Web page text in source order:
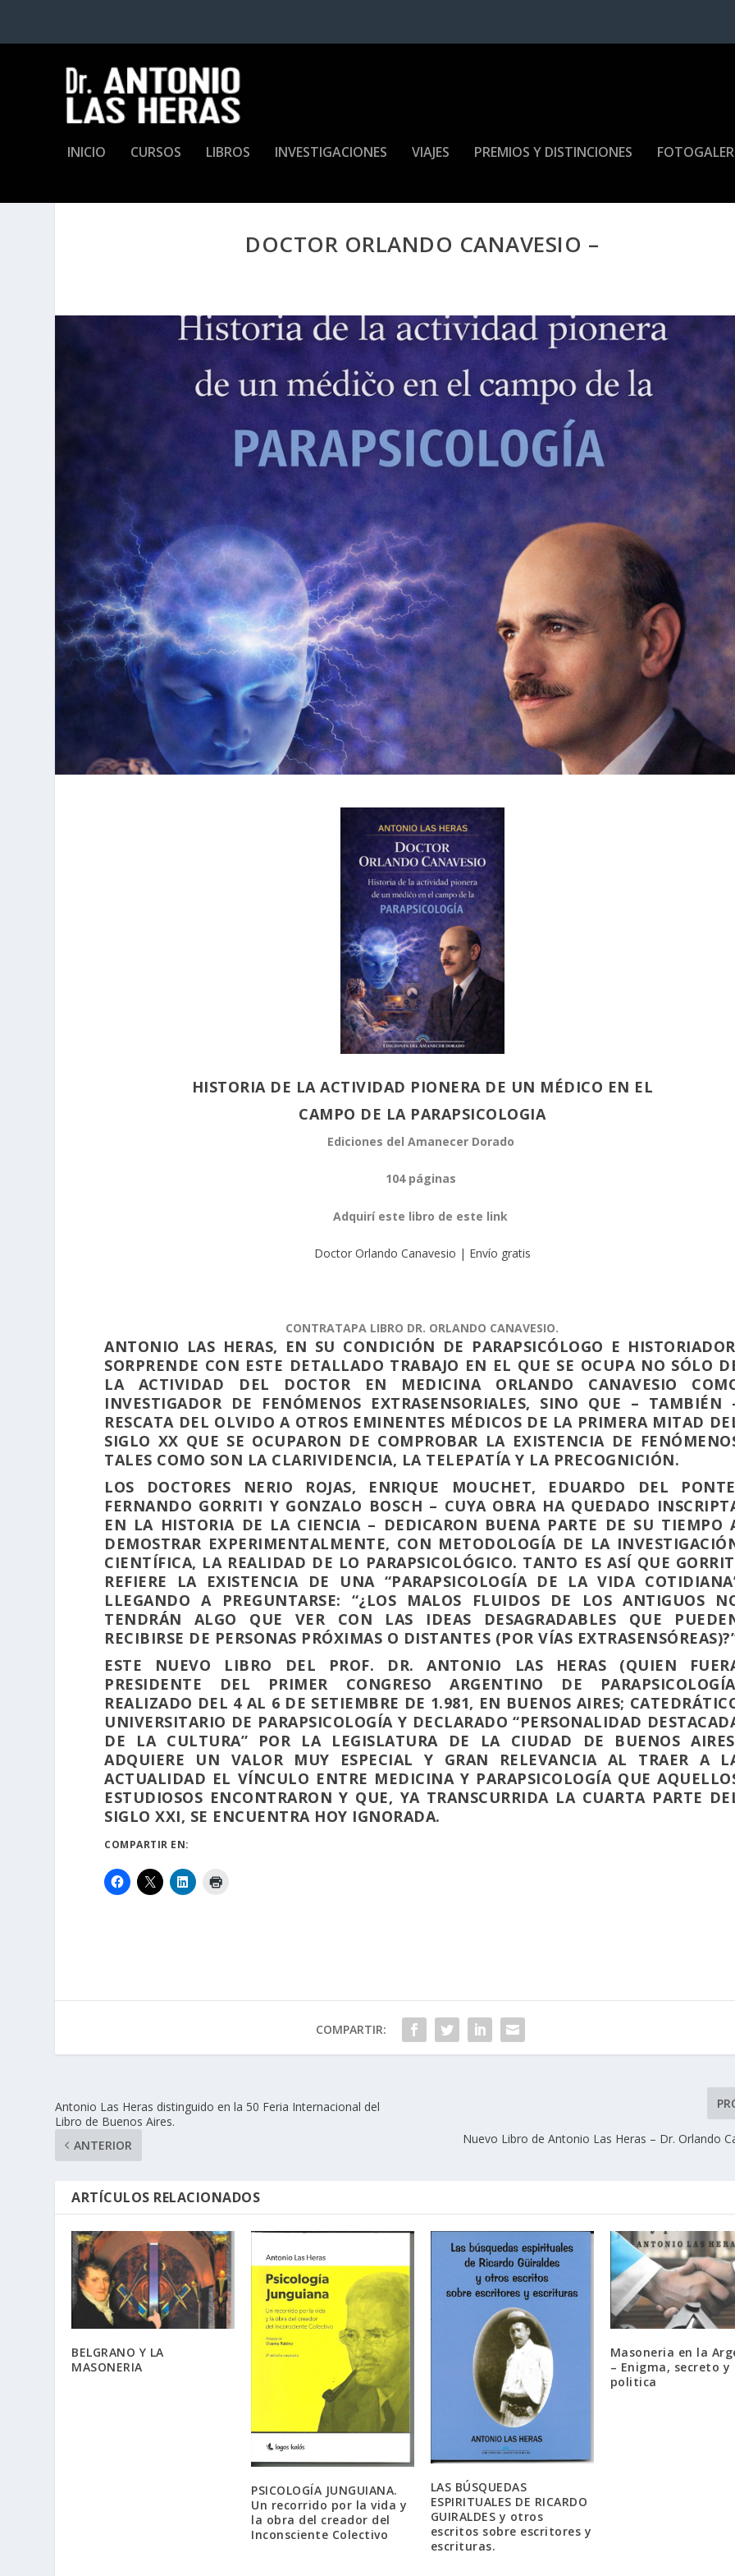
INICIO CURSOS LIBROS INVESTIGACIONES VIAJES PREMIOS Y DISTINCIONES
DOCTOR ORLANDO CANAVESIO –
HISTORIA DE LA ACTIVIDAD PIONERA DE UN MÉDICO EN EL
CAMPO DE LA PARAPSICOLOGIA
Ediciones del Amanecer Dorado
104 páginas
Adquirí este libro de este link
Doctor Orlando Canavesio | Envío gratis
CONTRATAPA LIBRO DR. ORLANDO CANAVESIO.
ANTONIO LAS HERAS, EN SU CONDICIÓN DE PARAPSICÓLOGO E
SORPRENDE CON ESTE DETALLADO TRABAJO EN EL QUE SE OCUPA NO SÓLO
LA ACTIVIDAD DEL DOCTOR EN MEDICINA ORLANDO CANAVESIO
INVESTIGADOR DE FENÓMENOS EXTRASENSORIALES, SINO QUE – TAMBIÉN
RESCATA DEL OLVIDO A OTROS EMINENTES MÉDICOS DE LA PRIMERA MITAD
SIGLO XX QUE SE OCUPARON DE COMPROBAR LA EXISTENCIA DE
TALES COMO SON LA CLARIVIDENCIA, LA TELEPATÍA Y LA PRECOGNICIÓN.
LOS DOCTORES NERIO ROJAS, ENRIQUE MOUCHET, EDUARDO DEL
FERNANDO GORRITI Y GONZALO BOSCH – CUYA OBRA HA QUEDADO
EN LA HISTORIA DE LA CIENCIA – DEDICARON BUENA PARTE DE SU TIEMPO
DEMOSTRAR EXPERIMENTALMENTE, CON METODOLOGÍA DE LA
CIENTÍFICA, LA REALIDAD DE LO PARAPSICOLÓGICO. TANTO ES ASÍ QUE
REFIERE LA EXISTENCIA DE UNA “PARAPSICOLOGÍA DE LA VIDA
LLEGANDO A PREGUNTARSE: “¿LOS MALOS FLUIDOS DE LOS ANTIGUOS
TENDRÁN ALGO QUE VER CON LAS IDEAS DESAGRADABLES QUE
RECIBIRSE DE PERSONAS PRÓXIMAS O DISTANTES (POR VÍAS
ESTE NUEVO LIBRO DEL PROF. DR. ANTONIO LAS HERAS (QUIEN
PRESIDENTE DEL PRIMER CONGRESO ARGENTINO DE
REALIZADO DEL 4 AL 6 DE SETIEMBRE DE 1.981, EN BUENOS AIRES;
UNIVERSITARIO DE PARAPSICOLOGÍA Y DECLARADO “PERSONALIDAD
DE LA CULTURA” POR LA LEGISLATURA DE LA CIUDAD DE BUENOS
ADQUIERE UN VALOR MUY ESPECIAL Y GRAN RELEVANCIA AL TRAER A
ACTUALIDAD EL VÍNCULO ENTRE MEDICINA Y PARAPSICOLOGÍA QUE
ESTUDIOSOS ENCONTRARON Y QUE, YA TRANSCURRIDA LA CUARTA PARTE
SIGLO XXI, SE ENCUENTRA HOY IGNORADA.
COMPARTIR EN:
COMPARTIR:
Antonio Las Heras distinguido en la 50 Feria Internacional del
Libro de Buenos Aires.
ANTERIOR
Nuevo Libro de Antonio Las Heras – Dr. Orlando
ARTÍCULOS RELACIONADOS
BELGRANO Y LA
MASONERIA
PSICOLOGÍA JUNGUIANA.
Un recorrido por la vida y
la obra del creador del
Inconsciente Colectivo
LAS BÚSQUEDAS
ESPIRITUALES DE RICARDO
GUIRALDES y otros
escritos sobre escritores y
escrituras.
Masoneria en la
– Enigma, secreto y
politica